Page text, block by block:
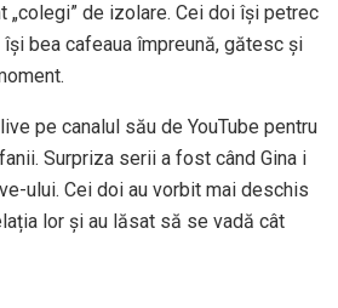
„colegi” de izolare. Cei doi își petrec
bea cafeaua împreună, gătesc și
pe canalul său de YouTube pentru
Surpriza serii a fost când Gina i
ului. Cei doi au vorbit mai deschis
lor și au lăsat să se vadă cât